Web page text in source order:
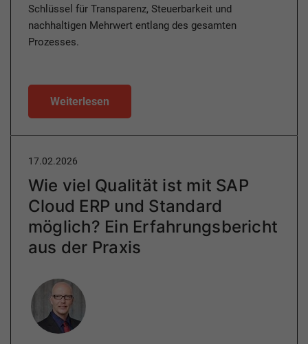
Schlüssel für Transparenz, Steuerbarkeit und
nachhaltigen Mehrwert entlang des gesamten
Prozesses.
Weiterlesen
17.02.2026
Wie viel Qualität ist mit SAP
Cloud ERP und Standard
möglich? Ein Erfahrungsbericht
aus der Praxis
Author